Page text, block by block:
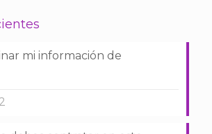
mi información de